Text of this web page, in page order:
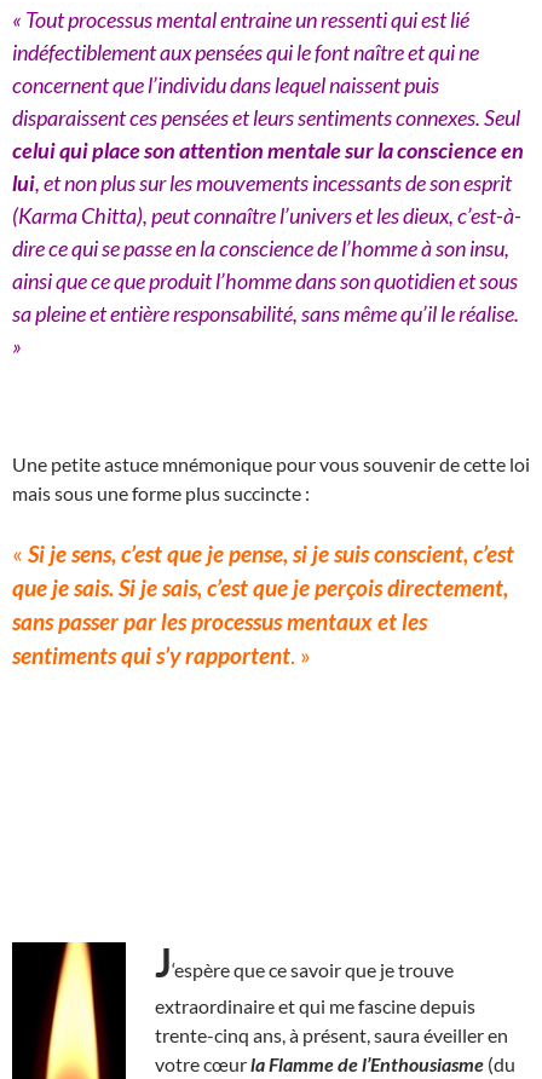
« Tout processus mental entraine un ressenti qui est lié
indéfectiblement aux pensées qui le font naître et qui ne
concernent que l’individu dans lequel naissent puis
disparaissent ces pensées et leurs sentiments connexes. Seul
celui qui place son attention mentale sur la conscience en
lui, et non plus sur les mouvements incessants de son esprit
(Karma Chitta), peut connaître l’univers et les dieux, c’est-à-
dire ce qui se passe en la conscience de l’homme à son insu,
ainsi que ce que produit l’homme dans son quotidien et sous
sa pleine et entière responsabilité, sans même qu’il le réalise.
»
Une petite astuce mnémonique pour vous souvenir de cette loi
mais sous une forme plus succincte :
« Si je sens, c’est que je pense, si je suis conscient, c’est
que je sais. Si je sais, c’est que je perçois directement,
sans passer par les processus mentaux et les
sentiments qui s’y rapportent. »
J‘espère que ce savoir que je trouve
extraordinaire et qui me fascine depuis
trente-cinq ans, à présent, saura éveiller en
votre cœurla Flamme de l’Enthousiasme (du